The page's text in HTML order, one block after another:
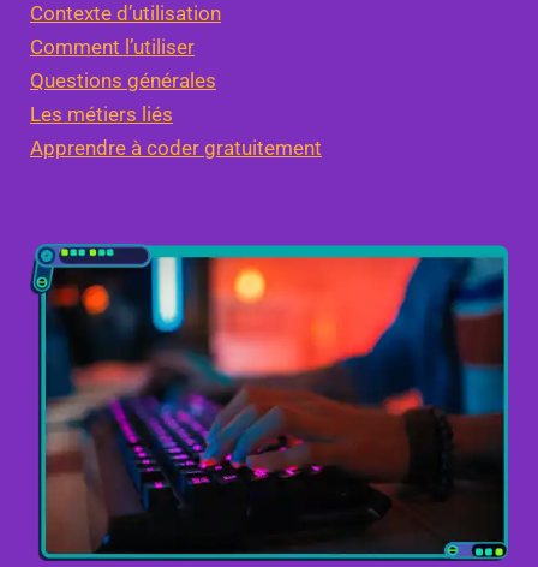
Contexte d’utilisation
Comment l’utiliser
Questions générales
Les métiers liés
Apprendre à coder gratuitement